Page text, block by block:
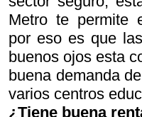
Metro te permite
por eso es que
buenos ojos esta
buena demanda
varios centros
¿Tiene buena